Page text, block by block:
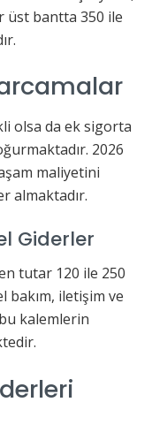
üst bantta 350 ile
olsa da ek sigorta
2026
maliyetini
almaktadır.
Giderler
tutar 120 ile 250
bakım, iletişim ve
kalemlerin